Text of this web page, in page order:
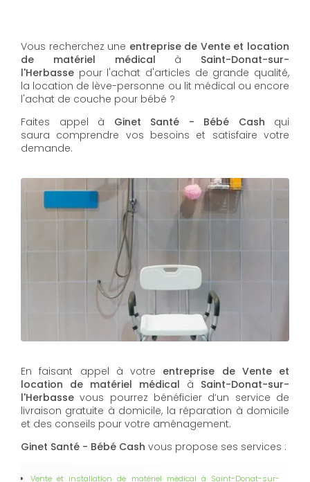
Vous recherchez une entreprise de Vente et location
de matériel médical à Saint-Donat-sur-
l'Herbasse pour l'achat d'articles de grande qualité,
la location de lève-personne ou lit médical ou encore
l'achat de couche pour bébé ?
Faites appel à Ginet Santé - Bébé Cash qui
saura comprendre vos besoins et satisfaire votre
demande.
En faisant appel à votre entreprise de Vente et
location de matériel médical à Saint-Donat-sur-
l'Herbasse vous pourrez bénéficier d’un service de
livraison gratuite à domicile, la réparation à domicile
et des conseils pour votre aménagement.
Ginet Santé - Bébé Cash vous propose ses services :
Vente et installation de matériel médical à Saint-Donat-sur-